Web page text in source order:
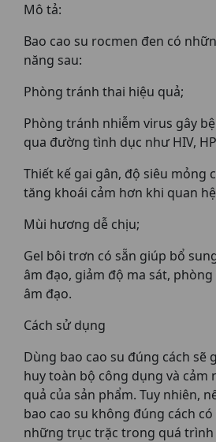
Mô tả:
Bao cao su rocmen đen có
năng sau:
Phòng tránh thai hiệu quả;
Phòng tránh nhiễm virus gây
qua đường tình dục như HIV,
Thiết kế gai gân, độ siêu mỏng
tăng khoái cảm hơn khi quan
Mùi hương dễ chịu;
Gel bôi trơn có sẵn giúp bổ
âm đạo, giảm độ ma sát,
âm đạo.
Cách sử dụng
Dùng bao cao su đúng cách sẽ
huy toàn bộ công dụng và cảm
quả của sản phẩm. Tuy nhiên,
bao cao su không đúng cách
những trục trặc trong quá trình